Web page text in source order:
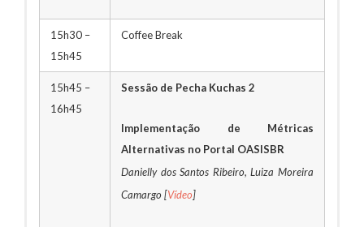
15h30 –
15h45
Coffee Break
15h45 –
16h45
Sessão de Pecha Kuchas 2
Implementação de Métricas
Alternativas no Portal OASISBR
Danielly dos Santos Ribeiro, Luiza Moreira
Camargo [Vídeo]